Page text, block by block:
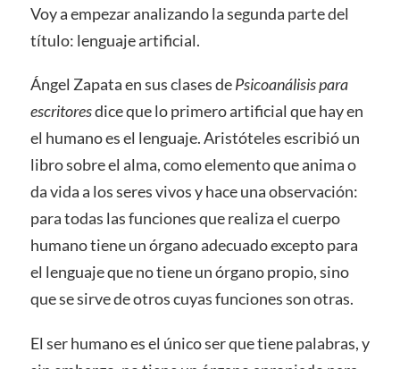
Voy a empezar analizando la segunda parte del
título: lenguaje artificial.
Ángel Zapata en sus clases dePsicoanálisis para
escritoresdice que lo primero artificial que hay en
el humano es el lenguaje. Aristóteles escribió un
libro sobre el alma, como elemento que anima o
da vida a los seres vivos y hace una observación:
para todas las funciones que realiza el cuerpo
humano tiene un órgano adecuado excepto para
el lenguaje que no tiene un órgano propio, sino
que se sirve de otros cuyas funciones son otras.
El ser humano es el único ser que tiene palabras, y